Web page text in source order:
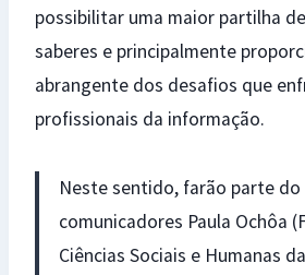
possibilitar uma maior partilha
saberes e principalmente
abrangente dos desafios que
profissionais da informação.
Neste sentido, farão parte do
comunicadores Paula Ochôa
Ciências Sociais e Humanas